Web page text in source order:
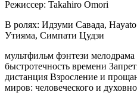
Режиссер: Takahiro Omori
В ролях: Идзуми Савада,
Утияма, Симпати Цудзи
мультфильм фэнтези мелодрама
быстротечность времени
дистанция Взросление и
миров: человеческого и